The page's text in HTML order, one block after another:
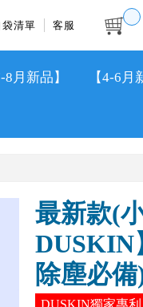
袋清單 客服
8月新品】 【4-6月
最新款(
DUSKIN
除塵必備
DUSKIN獨家專利